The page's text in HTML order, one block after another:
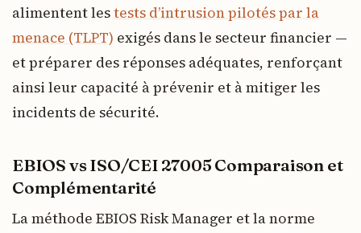
alimentent lestests d’intrusion pilotés par la
menace (TLPT) exigés dans le secteur financier —
et préparer des réponses adéquates, renforçant
ainsi leur capacité à prévenir et à mitiger les
incidents de sécurité.
EBIOS vs ISO/CEI 27005Comparaison et
Complémentarité
La méthode EBIOS Risk Manager et la norme